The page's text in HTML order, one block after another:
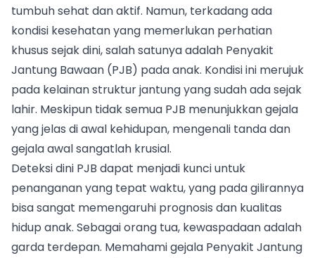
tumbuh sehat dan aktif. Namun, terkadang ada
kondisi kesehatan yang memerlukan perhatian
khusus sejak dini, salah satunya adalah Penyakit
Jantung Bawaan (PJB) pada anak. Kondisi ini merujuk
pada kelainan struktur jantung yang sudah ada sejak
lahir. Meskipun tidak semua PJB menunjukkan gejala
yang jelas di awal kehidupan, mengenali tanda dan
gejala awal sangatlah krusial.
Deteksi dini PJB dapat menjadi kunci untuk
penanganan yang tepat waktu, yang pada gilirannya
bisa sangat memengaruhi prognosis dan kualitas
hidup anak. Sebagai orang tua, kewaspadaan adalah
garda terdepan. Memahami gejala Penyakit Jantung